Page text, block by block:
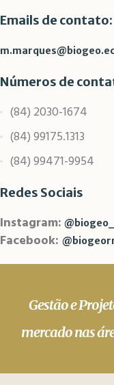
Emails de contato:
Números de
(84) 2030-1674
(84) 99175.1313
(84) 99471-9954
Redes Sociais
Instagram: @biogeo_
Facebook:
Gestão e
mercado nas